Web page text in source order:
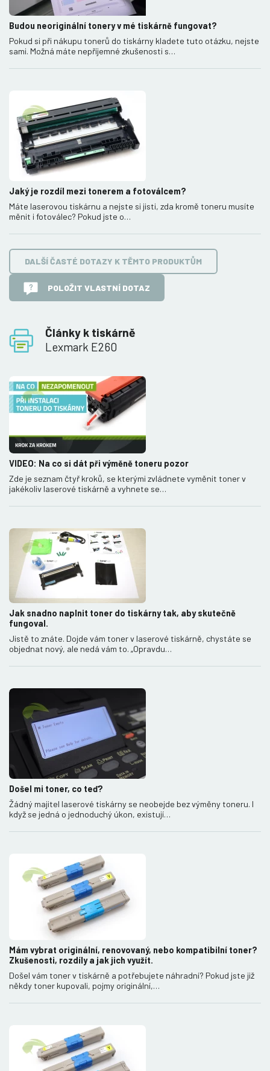
Články k tiskárně
Lexmark E260
Budou neoriginální tonery v mé tiskárně fungovat?
Pokud si při nákupu tonerů do tiskárny kladete tuto otázku, nejste
sami. Možná máte nepříjemné zkušenosti s…
Jaký je rozdíl mezi tonerem a fotoválcem?
Máte laserovou tiskárnu a nejste si jisti, zda kromě toneru musíte
měnit i fotoválec? Pokud jste o…
DALŠÍ ČASTÉ DOTAZY K TĚMTO PRODUKTŮM
POLOŽIT VLASTNÍ DOTAZ
VIDEO: Na co si dát při výměně toneru pozor
Zde je seznam čtyř kroků, se kterými zvládnete vyměnit toner v
jakékoliv laserové tiskárně a vyhnete se…
Jak snadno naplnit toner do tiskárny tak, aby skutečně
fungoval.
Jistě to znáte. Dojde vám toner v laserové tiskárně, chystáte se
objednat nový, ale nedá vám to. „Opravdu…
Došel mi toner, co teď?
Žádný majitel laserové tiskárny se neobejde bez výměny toneru. I
když se jedná o jednoduchý úkon, existují…
Mám vybrat originální, renovovaný, nebo kompatibilní toner?
Zkušenosti, rozdíly a jak jich využít.
Došel vám toner v tiskárně a potřebujete náhradní? Pokud jste již
někdy toner kupovali, pojmy originální,…